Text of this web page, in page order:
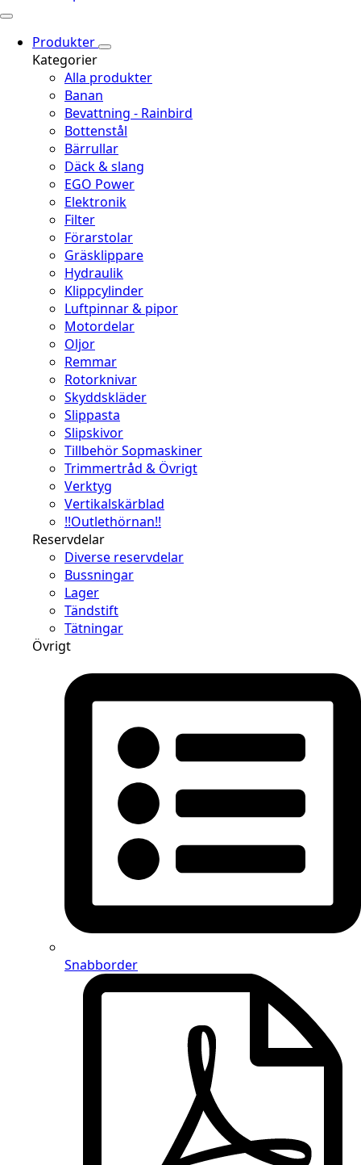
Produkter
Kategorier
Alla produkter
Banan
Bevattning - Rainbird
Bottenstål
Bärrullar
Däck & slang
EGO Power
Elektronik
Filter
Förarstolar
Gräsklippare
Hydraulik
Klippcylinder
Luftpinnar & pipor
Motordelar
Oljor
Remmar
Rotorknivar
Skyddskläder
Slippasta
Slipskivor
Tillbehör Sopmaskiner
Trimmertråd & Övrigt
Verktyg
Vertikalskärblad
!!Outlethörnan!!
Reservdelar
Diverse reservdelar
Bussningar
Lager
Tändstift
Tätningar
Övrigt
Snabborder